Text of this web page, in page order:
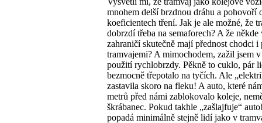
mnohem delší brzdnou dráhu a pohovoří
koeficientech tření. Jak je ale možné, že
dobrzdí třeba na semaforech? A že někde
zahraničí skutečně mají přednost chodci i
tramvajemi? A mimochodem, zažil jsem
použití rychlobrzdy. Pěkně to cuklo, pár
bezmocně třepotalo na tyčích. Ale
zastavila skoro na fleku! A auto, které
metrů před námi zablokovalo koleje,
škrábanec. Pokud takhle „zašlajfuje“
popadá minimálně stejně lidí jako v